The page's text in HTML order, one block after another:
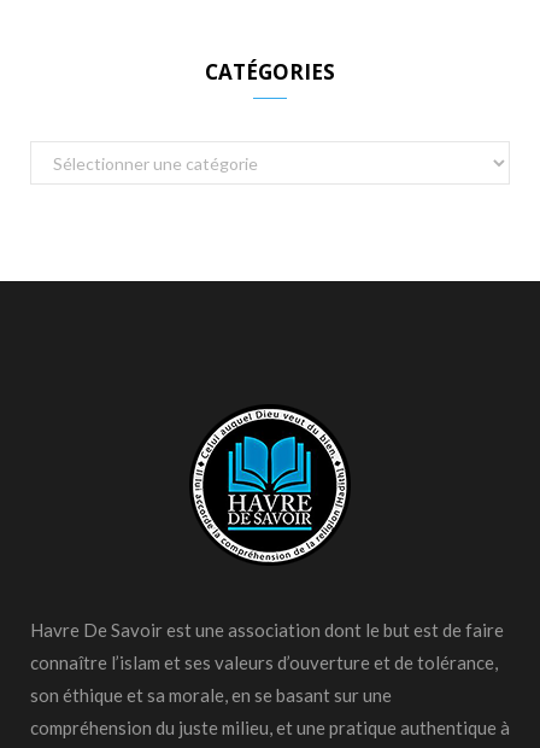
CATÉGORIES
Catégories
Havre De Savoir est une association dont le but est de faire
connaître l’islam et ses valeurs d’ouverture et de tolérance,
son éthique et sa morale, en se basant sur une
compréhension du juste milieu, et une pratique authentique à